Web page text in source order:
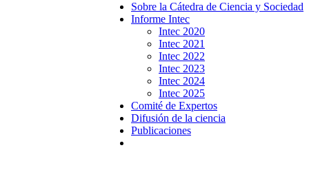
Sobre la Cátedra de Ciencia y Sociedad
Informe Intec
Intec 2020
Intec 2021
Intec 2022
Intec 2023
Intec 2024
Intec 2025
Comité de Expertos
Difusión de la ciencia
Publicaciones